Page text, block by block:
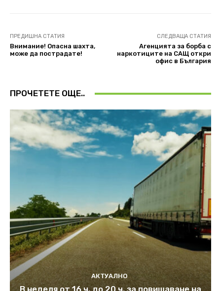
ПРЕДИШНА СТАТИЯ
Внимание! Опасна шахта,
може да пострадате!
СЛЕДВАЩА СТАТИЯ
Агенцията за борба с
наркотиците на САЩ откри
офис в България
ПРОЧЕТЕТЕ ОЩЕ..
АКТУАЛНО